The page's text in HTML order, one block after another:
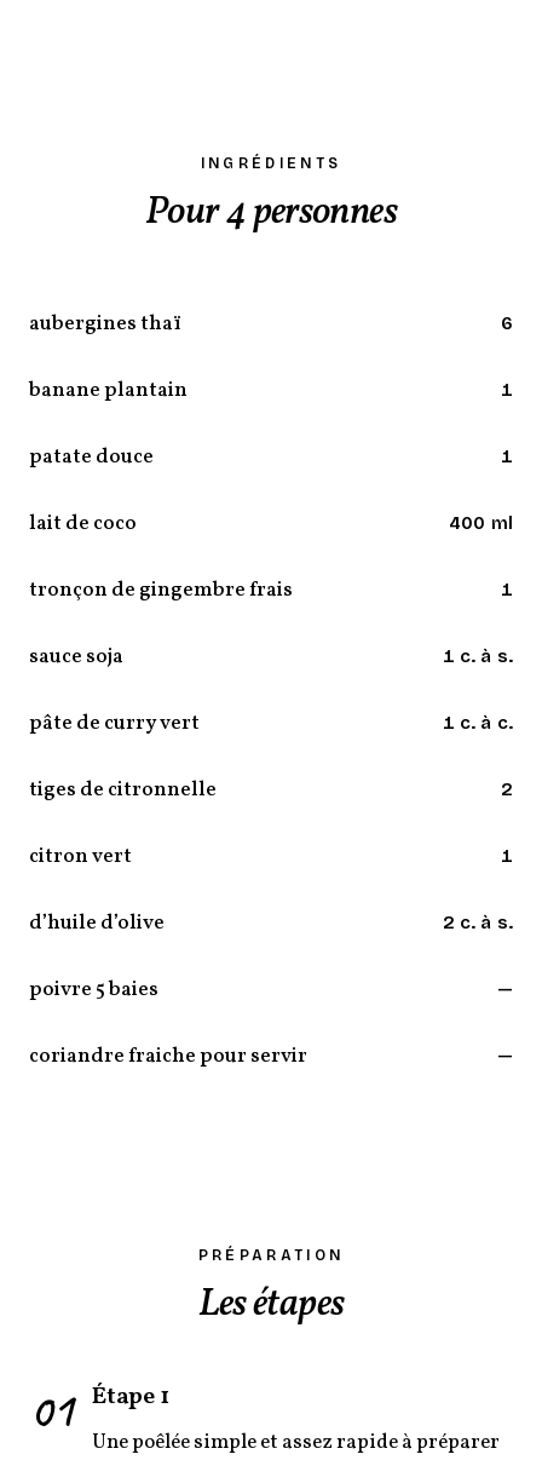
INGRÉDIENTS
Pour 4 personnes
aubergines thaï 6
banane plantain 1
patate douce 1
lait de coco 400 ml
tronçon de gingembre frais 1
sauce soja 1 c. à s.
pâte de curry vert 1 c. à c.
tiges de citronnelle 2
citron vert 1
d’huile d’olive 2 c. à s.
poivre 5 baies —
coriandre fraiche pour servir —
PRÉPARATION
Les étapes
01 Étape 1
Une poêlée simple et assez rapide à préparer